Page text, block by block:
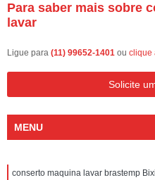
Para saber mais sobre
lavar
Ligue para (11) 99652-1401 ou clique
Solicite
MENU
conserto maquina lavar brastemp